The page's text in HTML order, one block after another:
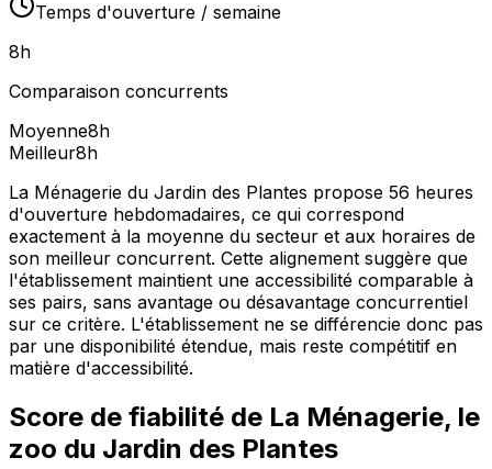
Temps d'ouverture / semaine
8h
Comparaison concurrents
Moyenne8h
Meilleur8h
La Ménagerie du Jardin des Plantes propose 56 heures
d'ouverture hebdomadaires, ce qui correspond
exactement à la moyenne du secteur et aux horaires de
son meilleur concurrent. Cette alignement suggère que
l'établissement maintient une accessibilité comparable à
ses pairs, sans avantage ou désavantage concurrentiel
sur ce critère. L'établissement ne se différencie donc pas
par une disponibilité étendue, mais reste compétitif en
matière d'accessibilité.
Score de fiabilité de La Ménagerie, le
zoo du Jardin des Plantes